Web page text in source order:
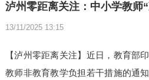
泸州零距离关注：中小学教师
13/11/2025 13:15
【泸州零距离关注】近日，教育部
教师非教育教学负担若干措施的通